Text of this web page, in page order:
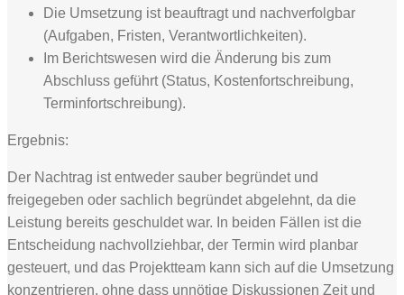
Die Umsetzung ist beauftragt und nachverfolgbar
(Aufgaben, Fristen, Verantwortlichkeiten).
Im Berichtswesen wird die Änderung bis zum
Abschluss geführt (Status, Kostenfortschreibung,
Terminfortschreibung).
Ergebnis:
Der Nachtrag ist entweder sauber begründet und
freigegeben oder sachlich begründet abgelehnt, da die
Leistung bereits geschuldet war. In beiden Fällen ist die
Entscheidung nachvollziehbar, der Termin wird planbar
gesteuert, und das Projektteam kann sich auf die Umsetzung
konzentrieren, ohne dass unnötige Diskussionen Zeit und